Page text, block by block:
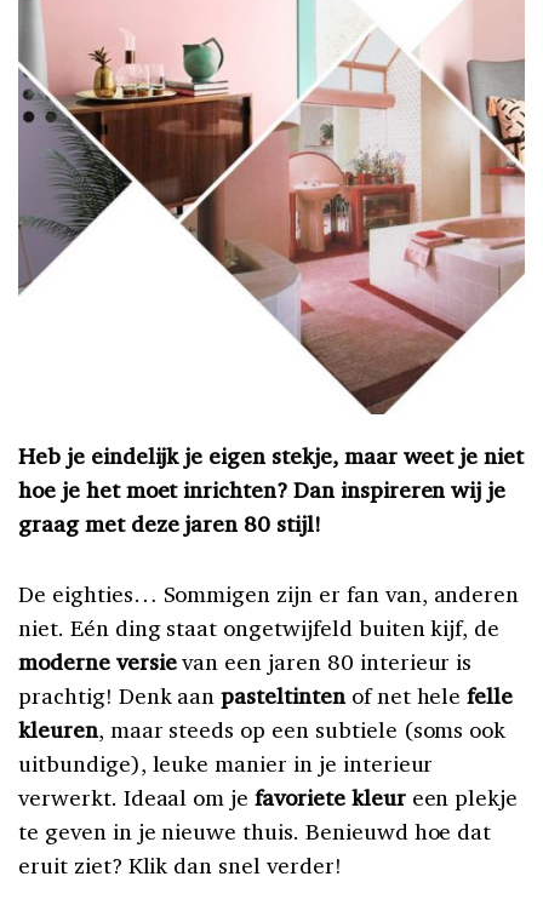
Heb je eindelijk je eigen stekje, maar weet je niet
hoe je het moet inrichten? Dan inspireren wij je
graag met deze jaren 80 stijl!
De eighties… Sommigen zijn er fan van, anderen
niet. Eén ding staat ongetwijfeld buiten kijf, de
moderne versievan een jaren 80 interieur is
prachtig! Denk aanpasteltintenof net helefelle
kleuren, maar steeds op een subtiele (soms ook
uitbundige), leuke manier in je interieur
verwerkt. Ideaal om jefavoriete kleureen plekje
te geven in je nieuwe thuis. Benieuwd hoe dat
eruit ziet? Klik dan snel verder!